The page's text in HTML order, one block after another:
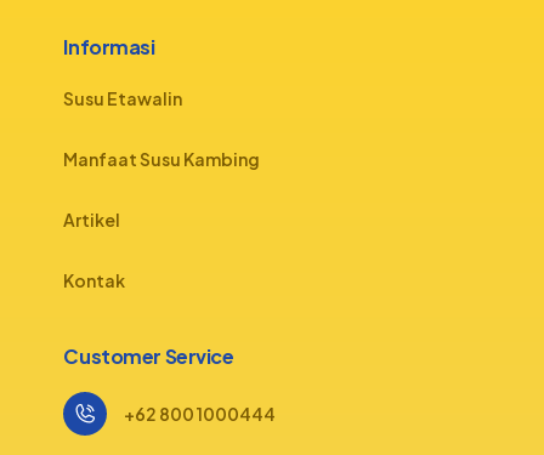
Informasi
Susu Etawalin
Manfaat Susu Kambing
Artikel
Kontak
Customer Service
+62 800 1000444